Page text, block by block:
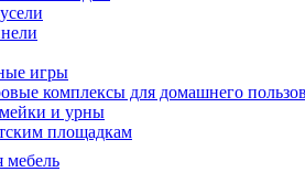
игры
комплексы для домашнего
и урны
площадкам
мебель